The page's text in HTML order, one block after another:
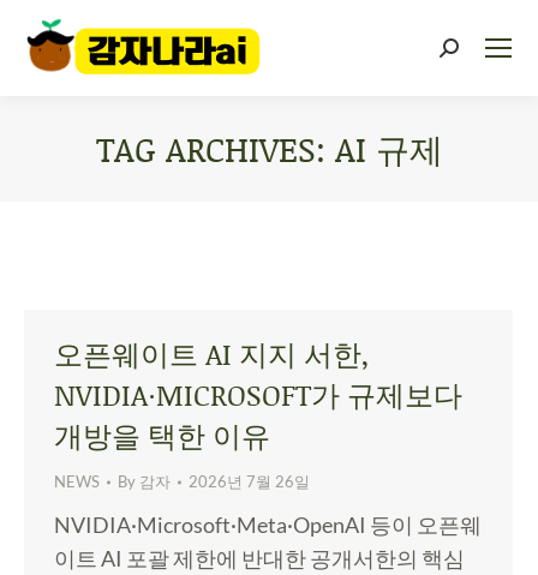
TAG ARCHIVES: AI 규제
오픈웨이트 AI 지지 서한,
NVIDIA·MICROSOFT가 규제보다
개방을 택한 이유
NEWS By 감자 2026년 7월 26일
NVIDIA·Microsoft·Meta·OpenAI 등이 오픈웨
이트 AI 포괄 제한에 반대한 공개서한의 핵심